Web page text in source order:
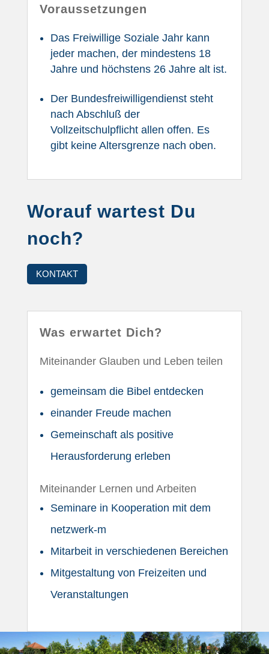
Voraussetzungen
Das Freiwillige Soziale Jahr kann
jeder machen, der mindestens 18
Jahre und höchstens 26 Jahre alt ist.
Der Bundesfreiwilligendienst steht
nach Abschluß der
Vollzeitschulpflicht allen offen. Es
gibt keine Altersgrenze nach oben.
Worauf wartest Du
noch?
KONTAKT
Was erwartet Dich?
Miteinander Glauben und Leben teilen
gemeinsam die Bibel entdecken
einander Freude machen
Gemeinschaft als positive
Herausforderung erleben
Miteinander Lernen und Arbeiten
Seminare in Kooperation mit dem
netzwerk-m
Mitarbeit in verschiedenen Bereichen
Mitgestaltung von Freizeiten und
Veranstaltungen